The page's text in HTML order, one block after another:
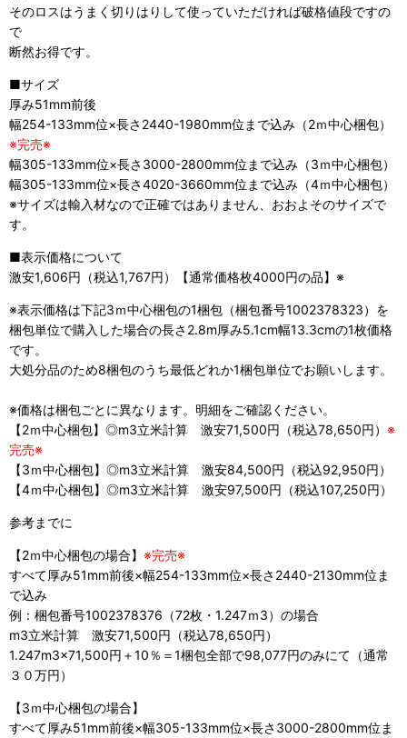
そのロスはうまく切りはりして使っていただければ破格値段ですの
で
断然お得です。
■サイズ
厚み51mm前後
幅254-133mm位×長さ2440-1980mm位まで込み（2ｍ中心梱包）
※完売※
幅305-133mm位×長さ3000-2800mm位まで込み（3ｍ中心梱包）
幅305-133mm位×長さ4020-3660mm位まで込み（4ｍ中心梱包）
※サイズは輸入材なので正確ではありません、おおよそのサイズで
す。
■表示価格について
激安1,606円（税込1,767円）【通常価格枚4000円の品】※
※表示価格は下記3ｍ中心梱包の1梱包（梱包番号1002378323）を
梱包単位で購入した場合の長さ2.8m厚み5.1cm幅13.3cmの1枚価格
です。
大処分品のため8梱包のうち最低どれか1梱包単位でお願いします。
※価格は梱包ごとに異なります。明細をご確認ください。
【2ｍ中心梱包】◎m3立米計算 激安71,500円（税込78,650円） ※
完売※
【3ｍ中心梱包】◎m3立米計算 激安84,500円（税込92,950円）
【4ｍ中心梱包】◎m3立米計算 激安97,500円（税込107,250円）
参考までに
【2ｍ中心梱包の場合】 ※完売※
すべて厚み51mm前後×幅254-133mm位×長さ2440-2130mm位ま
で込み
例：梱包番号1002378376（72枚・1.247ｍ3）の場合
m3立米計算 激安71,500円（税込78,650円）
1.247m3×71,500円＋10％＝1梱包全部で98,077円のみにて（通常
３０万円）
【3ｍ中心梱包の場合】
すべて厚み51mm前後×幅305-133mm位×長さ3000-2800mm位ま